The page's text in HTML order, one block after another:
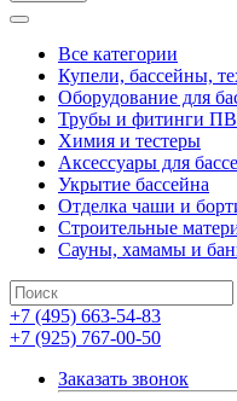
Все категории
Купели, бассейны,
Оборудование для
Трубы и фитинги
Химия и тестеры
Аксессуары для
Укрытие бассейна
Отделка чаши и
Строительные
Сауны, хамамы и
+7 (495) 663-54-83
+7 (925) 767-00-50
Заказать звонок